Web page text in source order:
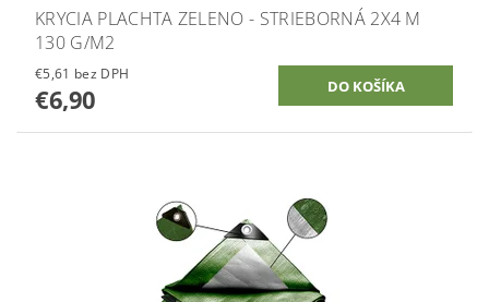
KRYCIA PLACHTA ZELENO - STRIEBORNÁ 2X4 M
130 G/M2
€5,61 bez DPH
€6,90